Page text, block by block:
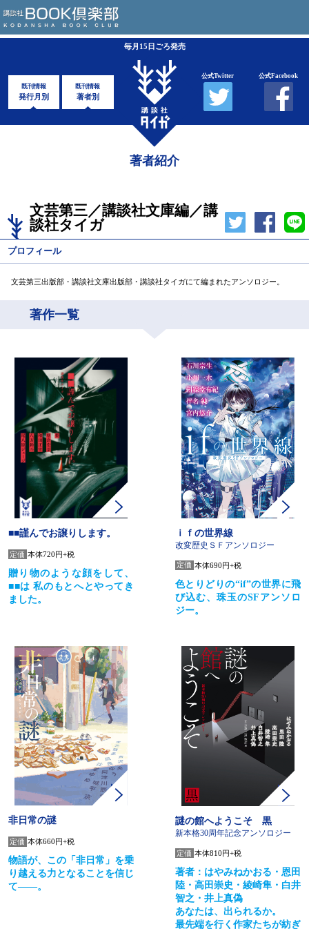
毎月15日ごろ発売
既刊情報
発行月別
既刊情報
著者別
公式Twitter 公式Facebook
著者紹介
文芸第三／講談社文庫編／講
談社タイガ
プロフィール
文芸第三出版部・講談社文庫出版部・講談社タイガにて編まれたアンソロジー。
著作一覧
■■謹んでお譲りします。
定価 本体720円+税
贈り物のような顔をして、
■■は 私のもとへとやってき
ました。
ｉｆの世界線
改変歴史ＳＦアンソロジー
定価 本体690円+税
色とりどりの“if”の世界に飛
び込む、珠玉のSFアンソロ
ジー。
非日常の謎
定価 本体660円+税
物語が、この「非日常」を乗
り越える力となることを信じ
て――。
謎の館へようこそ 黒
新本格30周年記念アンソロジー
定価 本体810円+税
著者：はやみねかおる・恩田
陸・高田崇史・綾崎隼・白井
智之・井上真偽
あなたは、出られるか。
最先端を行く作家たちが紡ぎ